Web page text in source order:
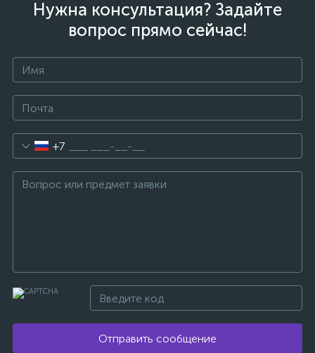
Нужна консультация? Задайте
вопрос прямо сейчас!
+7
Отправить сообщение